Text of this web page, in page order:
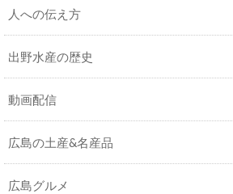
人への伝え方
出野水産の歴史
動画配信
広島の土産&名産品
広島グルメ